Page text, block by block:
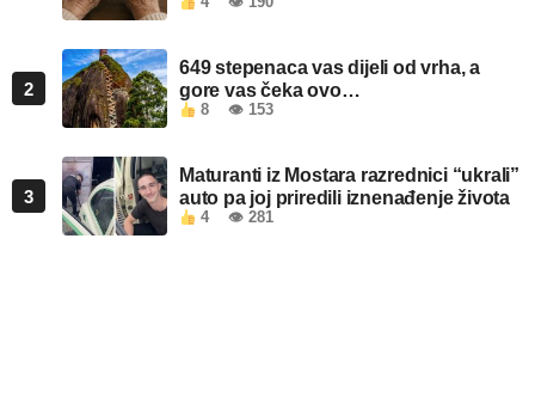
2
649 stepenaca vas dijeli od vrha, a
gore vas čeka ovo…
8 👁 153
3
Maturanti iz Mostara razrednici “ukrali”
auto pa joj priredili iznenađenje života
4 👁 281